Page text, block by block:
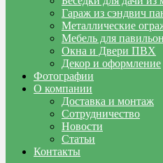
Гараж из сэндвич
Металлические
Мебель для
Окна и Двери ПВХ
Декор и оформление
Фотографии
О компании
Доставка и монтаж
Сотрудничество
Новости
Статьи
Контакты